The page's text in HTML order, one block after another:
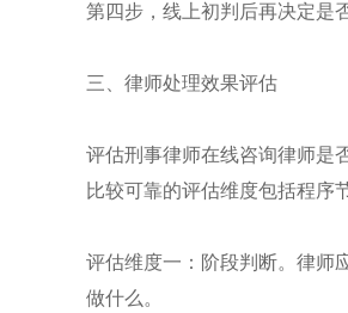
第四步，线上初判后再决定是
三、律师处理效果评估
评估刑事律师在线咨询律师是
比较可靠的评估维度包括程序
评估维度一：阶段判断。律师
做什么。